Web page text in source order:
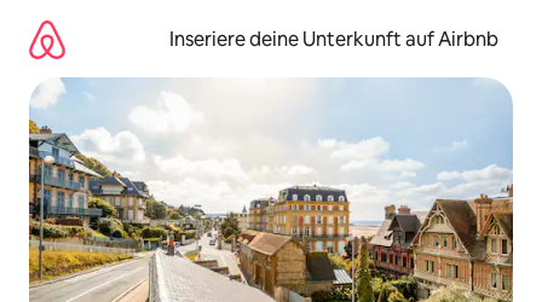
Inhalten
springen
Inseriere deine Unterkunft auf Airbnb